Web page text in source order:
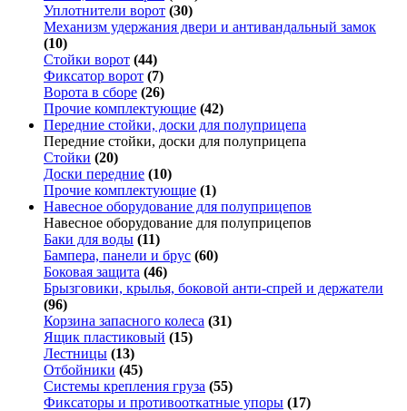
Уплотнители ворот (30)
Механизм удержания двери и антивандальный замок
(10)
Стойки ворот (44)
Фиксатор ворот (7)
Ворота в сборе (26)
Прочие комплектующие (42)
Передние стойки, доски для полуприцепа
Передние стойки, доски для полуприцепа
Стойки (20)
Доски передние (10)
Прочие комплектующие (1)
Навесное оборудование для полуприцепов
Навесное оборудование для полуприцепов
Баки для воды (11)
Бампера, панели и брус (60)
Боковая защита (46)
Брызговики, крылья, боковой анти-спрей и держатели
(96)
Корзина запасного колеса (31)
Ящик пластиковый (15)
Лестницы (13)
Отбойники (45)
Системы крепления груза (55)
Фиксаторы и противооткатные упоры (17)